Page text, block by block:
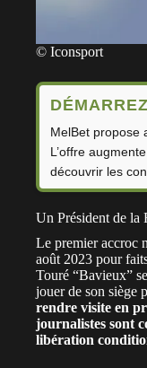
© Iconsport
MelBet propose
L’offre
découvrir les
Un Président de
Le premier accroc
août 2023 pour
Touré “Bavieux”
jouer de son siège
rendre visite en
journalistes sont
libération